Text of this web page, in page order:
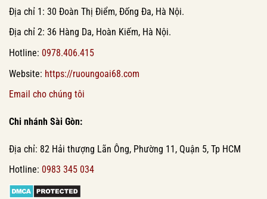
Địa chỉ 1: 30 Đoàn Thị Điểm, Đống Đa, Hà Nội.
Địa chỉ 2: 36 Hàng Da, Hoàn Kiếm, Hà Nội.
Hotline: 0978.406.415
Website: https://ruoungoai68.com
Email cho chúng tôi
Chi nhánh Sài Gòn:
Địa chỉ: 82 Hải thượng Lãn Ông, Phường 11, Quận 5, Tp HCM
Hotline: 0983 345 034